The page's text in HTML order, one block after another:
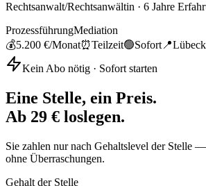
Rechtsanwalt/Rechtsanwältin · 6 Jahre
ProzessführungMediation
💰5.200 €/Monat⏰Teilzeit🟢Sofort 📍Lübeck
Kein Abo nötig · Sofort starten
Eine Stelle, ein Preis.
Ab 29 € loslegen.
Sie zahlen nur nach Gehaltslevel der Stelle
ohne Überraschungen.
Gehalt der Stelle